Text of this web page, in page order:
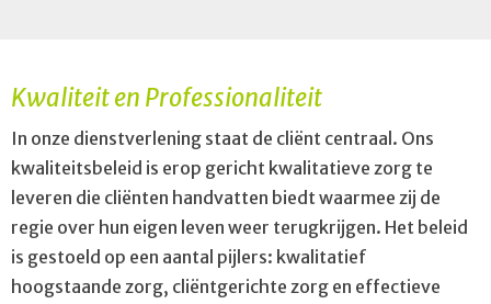
Kwaliteit en Professionaliteit
In onze dienstverlening staat de cliënt centraal. Ons
kwaliteitsbeleid is erop gericht kwalitatieve zorg te
leveren die cliënten handvatten biedt waarmee zij de
regie over hun eigen leven weer terugkrijgen. Het beleid
is gestoeld op een aantal pijlers: kwalitatief
hoogstaande zorg, cliëntgerichte zorg en effectieve